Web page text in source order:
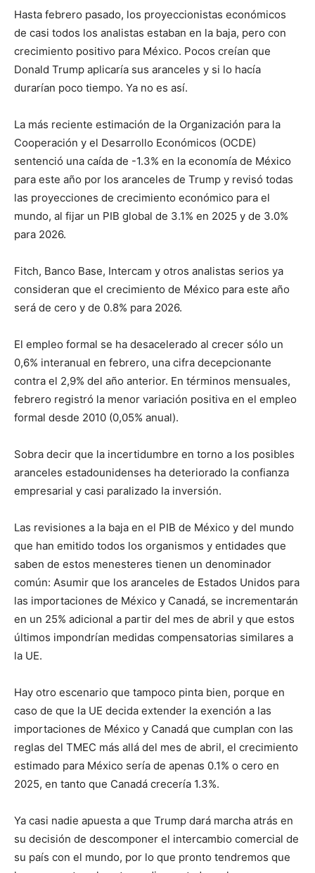
Hasta febrero pasado, los proyeccionistas económicos
de casi todos los analistas estaban en la baja, pero con
crecimiento positivo para México. Pocos creían que
Donald Trump aplicaría sus aranceles y si lo hacía
durarían poco tiempo. Ya no es así.
La más reciente estimación de la Organización para la
Cooperación y el Desarrollo Económicos (OCDE)
sentenció una caída de -1.3% en la economía de México
para este año por los aranceles de Trump y revisó todas
las proyecciones de crecimiento económico para el
mundo, al fijar un PIB global de 3.1% en 2025 y de 3.0%
para 2026.
Fitch, Banco Base, Intercam y otros analistas serios ya
consideran que el crecimiento de México para este año
será de cero y de 0.8% para 2026.
El empleo formal se ha desacelerado al crecer sólo un
0,6% interanual en febrero, una cifra decepcionante
contra el 2,9% del año anterior. En términos mensuales,
febrero registró la menor variación positiva en el empleo
formal desde 2010 (0,05% anual).
Sobra decir que la incertidumbre en torno a los posibles
aranceles estadounidenses ha deteriorado la confianza
empresarial y casi paralizado la inversión.
Las revisiones a la baja en el PIB de México y del mundo
que han emitido todos los organismos y entidades que
saben de estos menesteres tienen un denominador
común: Asumir que los aranceles de Estados Unidos para
las importaciones de México y Canadá, se incrementarán
en un 25% adicional a partir del mes de abril y que estos
últimos impondrían medidas compensatorias similares a
la UE.
Hay otro escenario que tampoco pinta bien, porque en
caso de que la UE decida extender la exención a las
importaciones de México y Canadá que cumplan con las
reglas del TMEC más allá del mes de abril, el crecimiento
estimado para México sería de apenas 0.1% o cero en
2025, en tanto que Canadá crecería 1.3%.
Ya casi nadie apuesta a que Trump dará marcha atrás en
su decisión de descomponer el intercambio comercial de
su país con el mundo, por lo que pronto tendremos que